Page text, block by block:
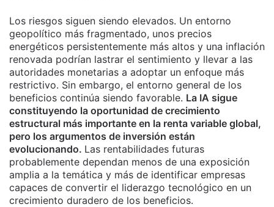
Los riesgos siguen siendo elevados. Un entorno
geopolítico más fragmentado, unos precios
energéticos persistentemente más altos y una inflación
renovada podrían lastrar el sentimiento y llevar a las
autoridades monetarias a adoptar un enfoque más
restrictivo. Sin embargo, el entorno general de los
beneficios continúa siendo favorable. La IA sigue
constituyendo la oportunidad de crecimiento
estructural más importante en la renta variable global,
pero los argumentos de inversión están
evolucionando. Las rentabilidades futuras
probablemente dependan menos de una exposición
amplia a la temática y más de identificar empresas
capaces de convertir el liderazgo tecnológico en un
crecimiento duradero de los beneficios.